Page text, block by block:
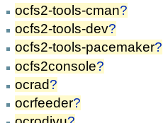
ocfs2-tools-cman?
ocfs2-tools-dev?
ocfs2-tools-pacemaker?
ocfs2console?
ocrad?
ocrfeeder?